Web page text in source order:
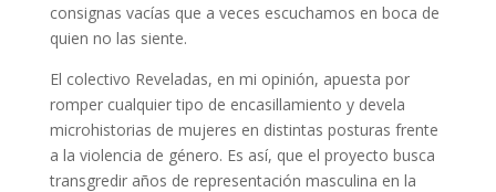
consignas vacías que a veces escuchamos en boca de
quien no las siente.
El colectivo Reveladas, en mi opinión, apuesta por
romper cualquier tipo de encasillamiento y devela
microhistorias de mujeres en distintas posturas frente
a la violencia de género. Es así, que el proyecto busca
transgredir años de representación masculina en la